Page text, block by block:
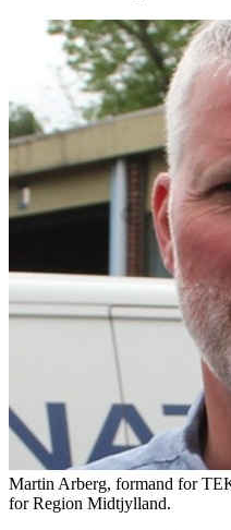
Martin Arberg, formand for
for Region Midtjylland.